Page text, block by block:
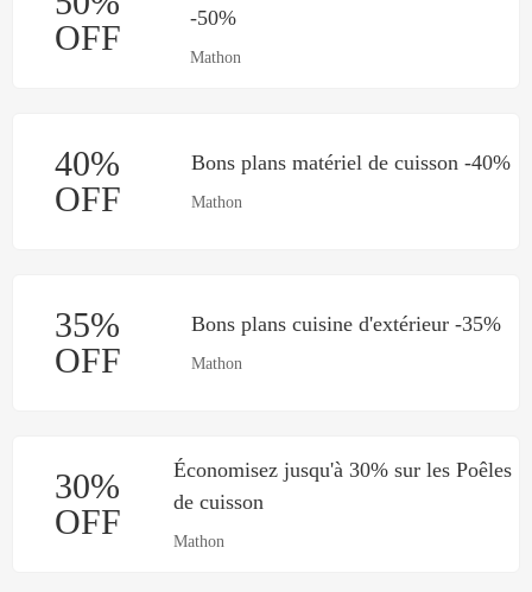
OFF
-50%
Mathon
40%
OFF
Bons plans matériel de cuisson -40%
Mathon
35%
OFF
Bons plans cuisine d'extérieur -35%
Mathon
30%
OFF
Économisez jusqu'à 30% sur les Poêles
de cuisson
Mathon